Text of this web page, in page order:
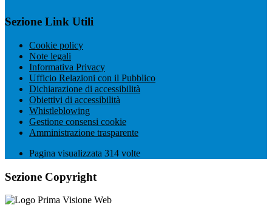
Sezione Link Utili
Cookie policy
Note legali
Informativa Privacy
Ufficio Relazioni con il Pubblico
Dichiarazione di accessibilità
Obiettivi di accessibilità
Whistleblowing
Gestione consensi cookie
Amministrazione trasparente
Pagina visualizzata 314 volte
Sezione Copyright